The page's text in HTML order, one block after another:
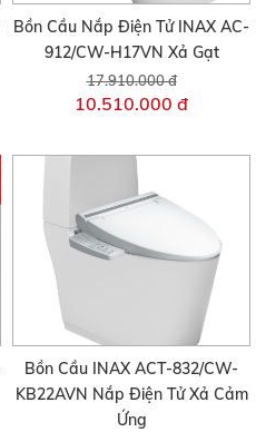
Bồn Cầu Nắp Điện Tử INAX AC-
912/CW-H17VN Xả Gạt
17.910.000 đ
10.510.000 đ
Bồn Cầu INAX ACT-832/CW-
KB22AVN Nắp Điện Tử Xả Cảm
Ứng